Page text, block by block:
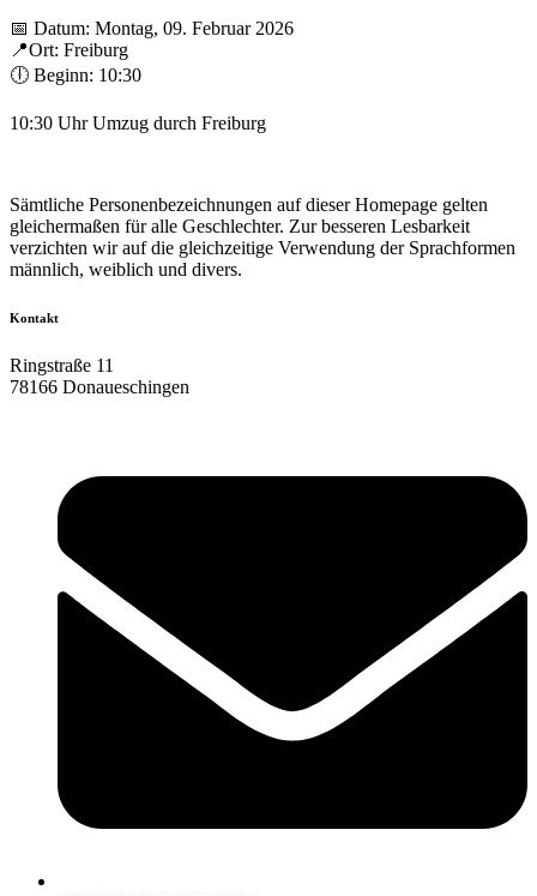
📅 Datum: Montag, 09. Februar 2026
📍Ort: Freiburg
🕕 Beginn: 10:30
10:30 Uhr Umzug durch Freiburg
Sämtliche Personenbezeichnungen auf dieser Homepage gelten
gleichermaßen für alle Geschlechter. Zur besseren Lesbarkeit
verzichten wir auf die gleichzeitige Verwendung der Sprachformen
männlich, weiblich und divers.
Kontakt
Ringstraße 11
78166 Donaueschingen